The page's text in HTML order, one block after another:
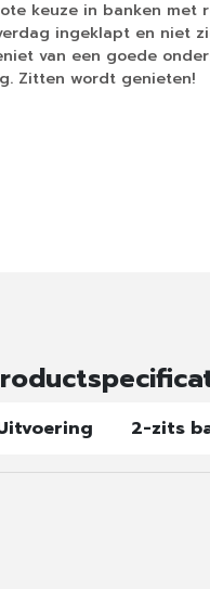
keuze in banken
ingeklapt en niet
van een goede
Zitten wordt genieten!
2-zits